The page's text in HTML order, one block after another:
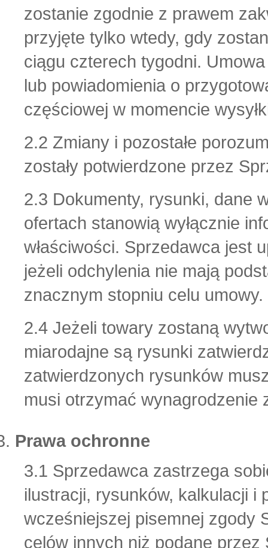
zostanie zgodnie z prawem
przyjęte tylko wtedy, gdy
ciągu czterech tygodni.
lub powiadomienia o
częściowej w momencie
2.2 Zmiany i pozostałe
zostały potwierdzone przez
2.3 Dokumenty, rysunki, dane
ofertach stanowią wyłącznie
właściwości. Sprzedawca jest
jeżeli odchylenia nie mają
znacznym stopniu celu umowy.
2.4 Jeżeli towary zostaną
miarodajne są rysunki
zatwierdzonych rysunków
musi otrzymać wynagrodzenie
Prawa ochronne
3.1 Sprzedawca zastrzega
ilustracji, rysunków, kalkulacji i
wcześniejszej pisemnej zgody
celów innych niż podane